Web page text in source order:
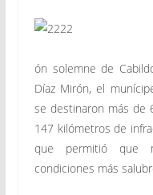
ón solemne de
Díaz Mirón, el
se destinaron más de
147 kilómetros de
que permitió que
condiciones más